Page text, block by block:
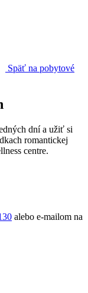
Späť na pobytové
dní a užiť si
romantickej
centre.
alebo e-mailom na